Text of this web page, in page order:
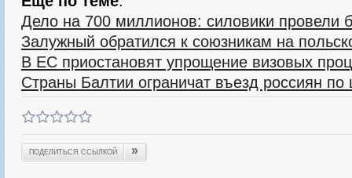
Дело на 700 миллионов: силовики провели
Залужный обратился к союзникам на
В ЕС приостановят упрощение визовых
Страны Балтии ограничат въезд россиян
ПОДЕЛИТЬСЯ ССЫЛКОЙ »